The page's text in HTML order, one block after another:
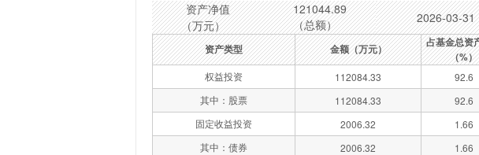
资产净值
（万元）
121044.89
（总额）
2026-03-31
资产类型 金额（万元）
占基金总资
（%）
权益投资 112084.33
92.6
其中：股票
112084.33
92.6
固定收益投资
2006.32
1.66
其中：债券
2006.32
1.66